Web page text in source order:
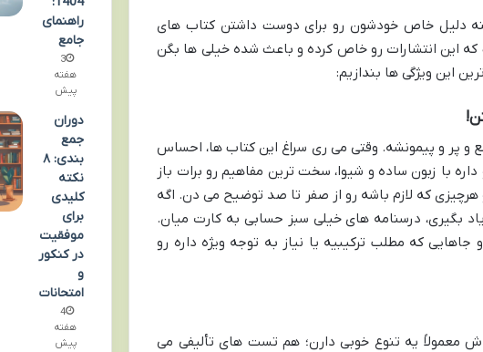
دلیل خاص خودشون رو برای دوست داشتن کتاب های
این انتشارات رو خاص کرده و باعث شده خیلی ها بگن
این ویژگی ها بندازیم:
و پر و پیمونشه. وقتی می ری سراغ این کتاب ها، احساس
با زبون ساده و شیوا، سخت ترین مفاهیم رو برات باز
که لازم باشه رو از صفر تا صد توضیح می دن. اگه
بگیری، درسنامه های خیلی سبز حسابی به کارت میان.
که مطلب ترکیبیه یا نیاز به توجه ویژه داره رو
یه تنوع خوبی دارن؛ هم تست های تألیفی می
راهنمای
جامع
3
هفته
پیش
دوران
جمع
بندی: ۸
نکته
کلیدی
برای
موفقیت
در کنکور
و
امتحانات
4
هفته
پیش